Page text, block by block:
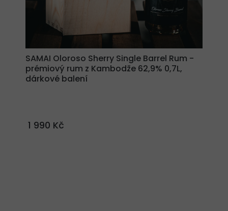
SAMAI Oloroso Sherry Single Barrel Rum -
prémiový rum z Kambodže 62,9% 0,7L,
dárkové balení
1 990 Kč